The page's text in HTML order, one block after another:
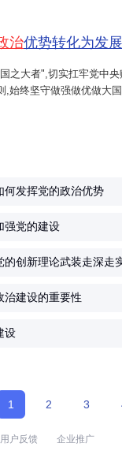
成效 。
责任区、示范岗、
主体责任、书记第
治优势转化为发
之大者",切实扛牢党中
,始终坚守做强做优做大
力的中心任务,始终坚持
国家电网高质量发展为强
何发挥党的政治优势
强党的建设
的创新理论武装走深走
治建设的重要性
设
1 2 3
用户反馈 企业推广